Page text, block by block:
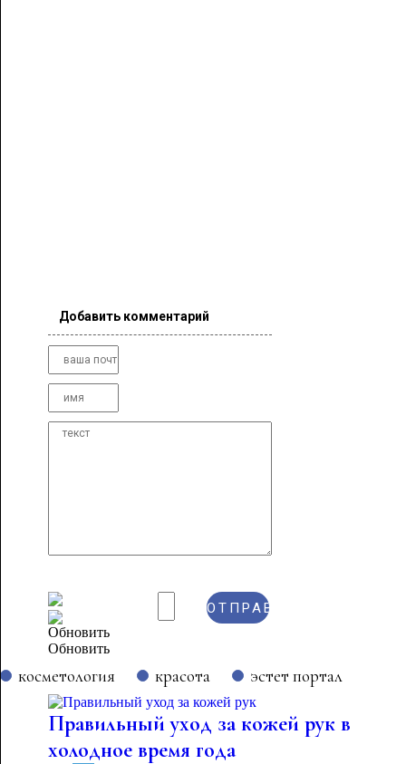
Добавить комментарий
Обновить
косметология красота эстет портал
Правильный уход за кожей рук в
холодное время года